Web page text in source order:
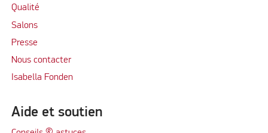
Qualité
Salons
Presse
Nous contacter
Isabella Fonden
Aide et soutien